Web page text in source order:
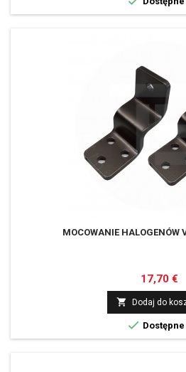
MOCOWANIE HALOGENÓW
Cena
17,70 €
 Dodaj do
 Dostępne